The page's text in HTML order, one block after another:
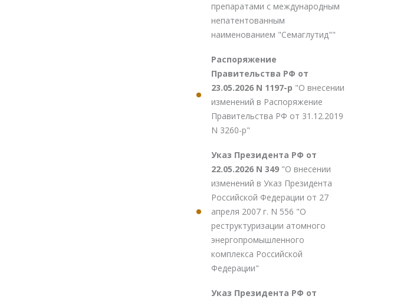
препаратами с международным
непатентованным
наименованием "Семаглутид""
Распоряжение
Правительства РФ от
23.05.2026 N 1197-р "О внесении
изменений в Распоряжение
Правительства РФ от 31.12.2019
N 3260-р"
Указ Президента РФ от
22.05.2026 N 349 "О внесении
изменений в Указ Президента
Российской Федерации от 27
апреля 2007 г. N 556 "О
реструктуризации атомного
энергопромышленного
комплекса Российской
Федерации"
Указ Президента РФ от